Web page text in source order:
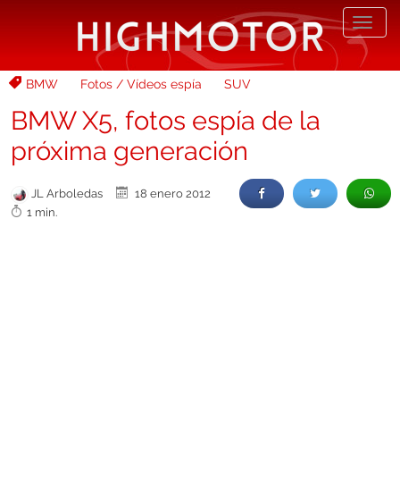
BMW Fotos / Vídeos espía SUV
BMW X5, fotos espía de la
próxima generación
JL Arboledas
18 enero 2012
1 min.